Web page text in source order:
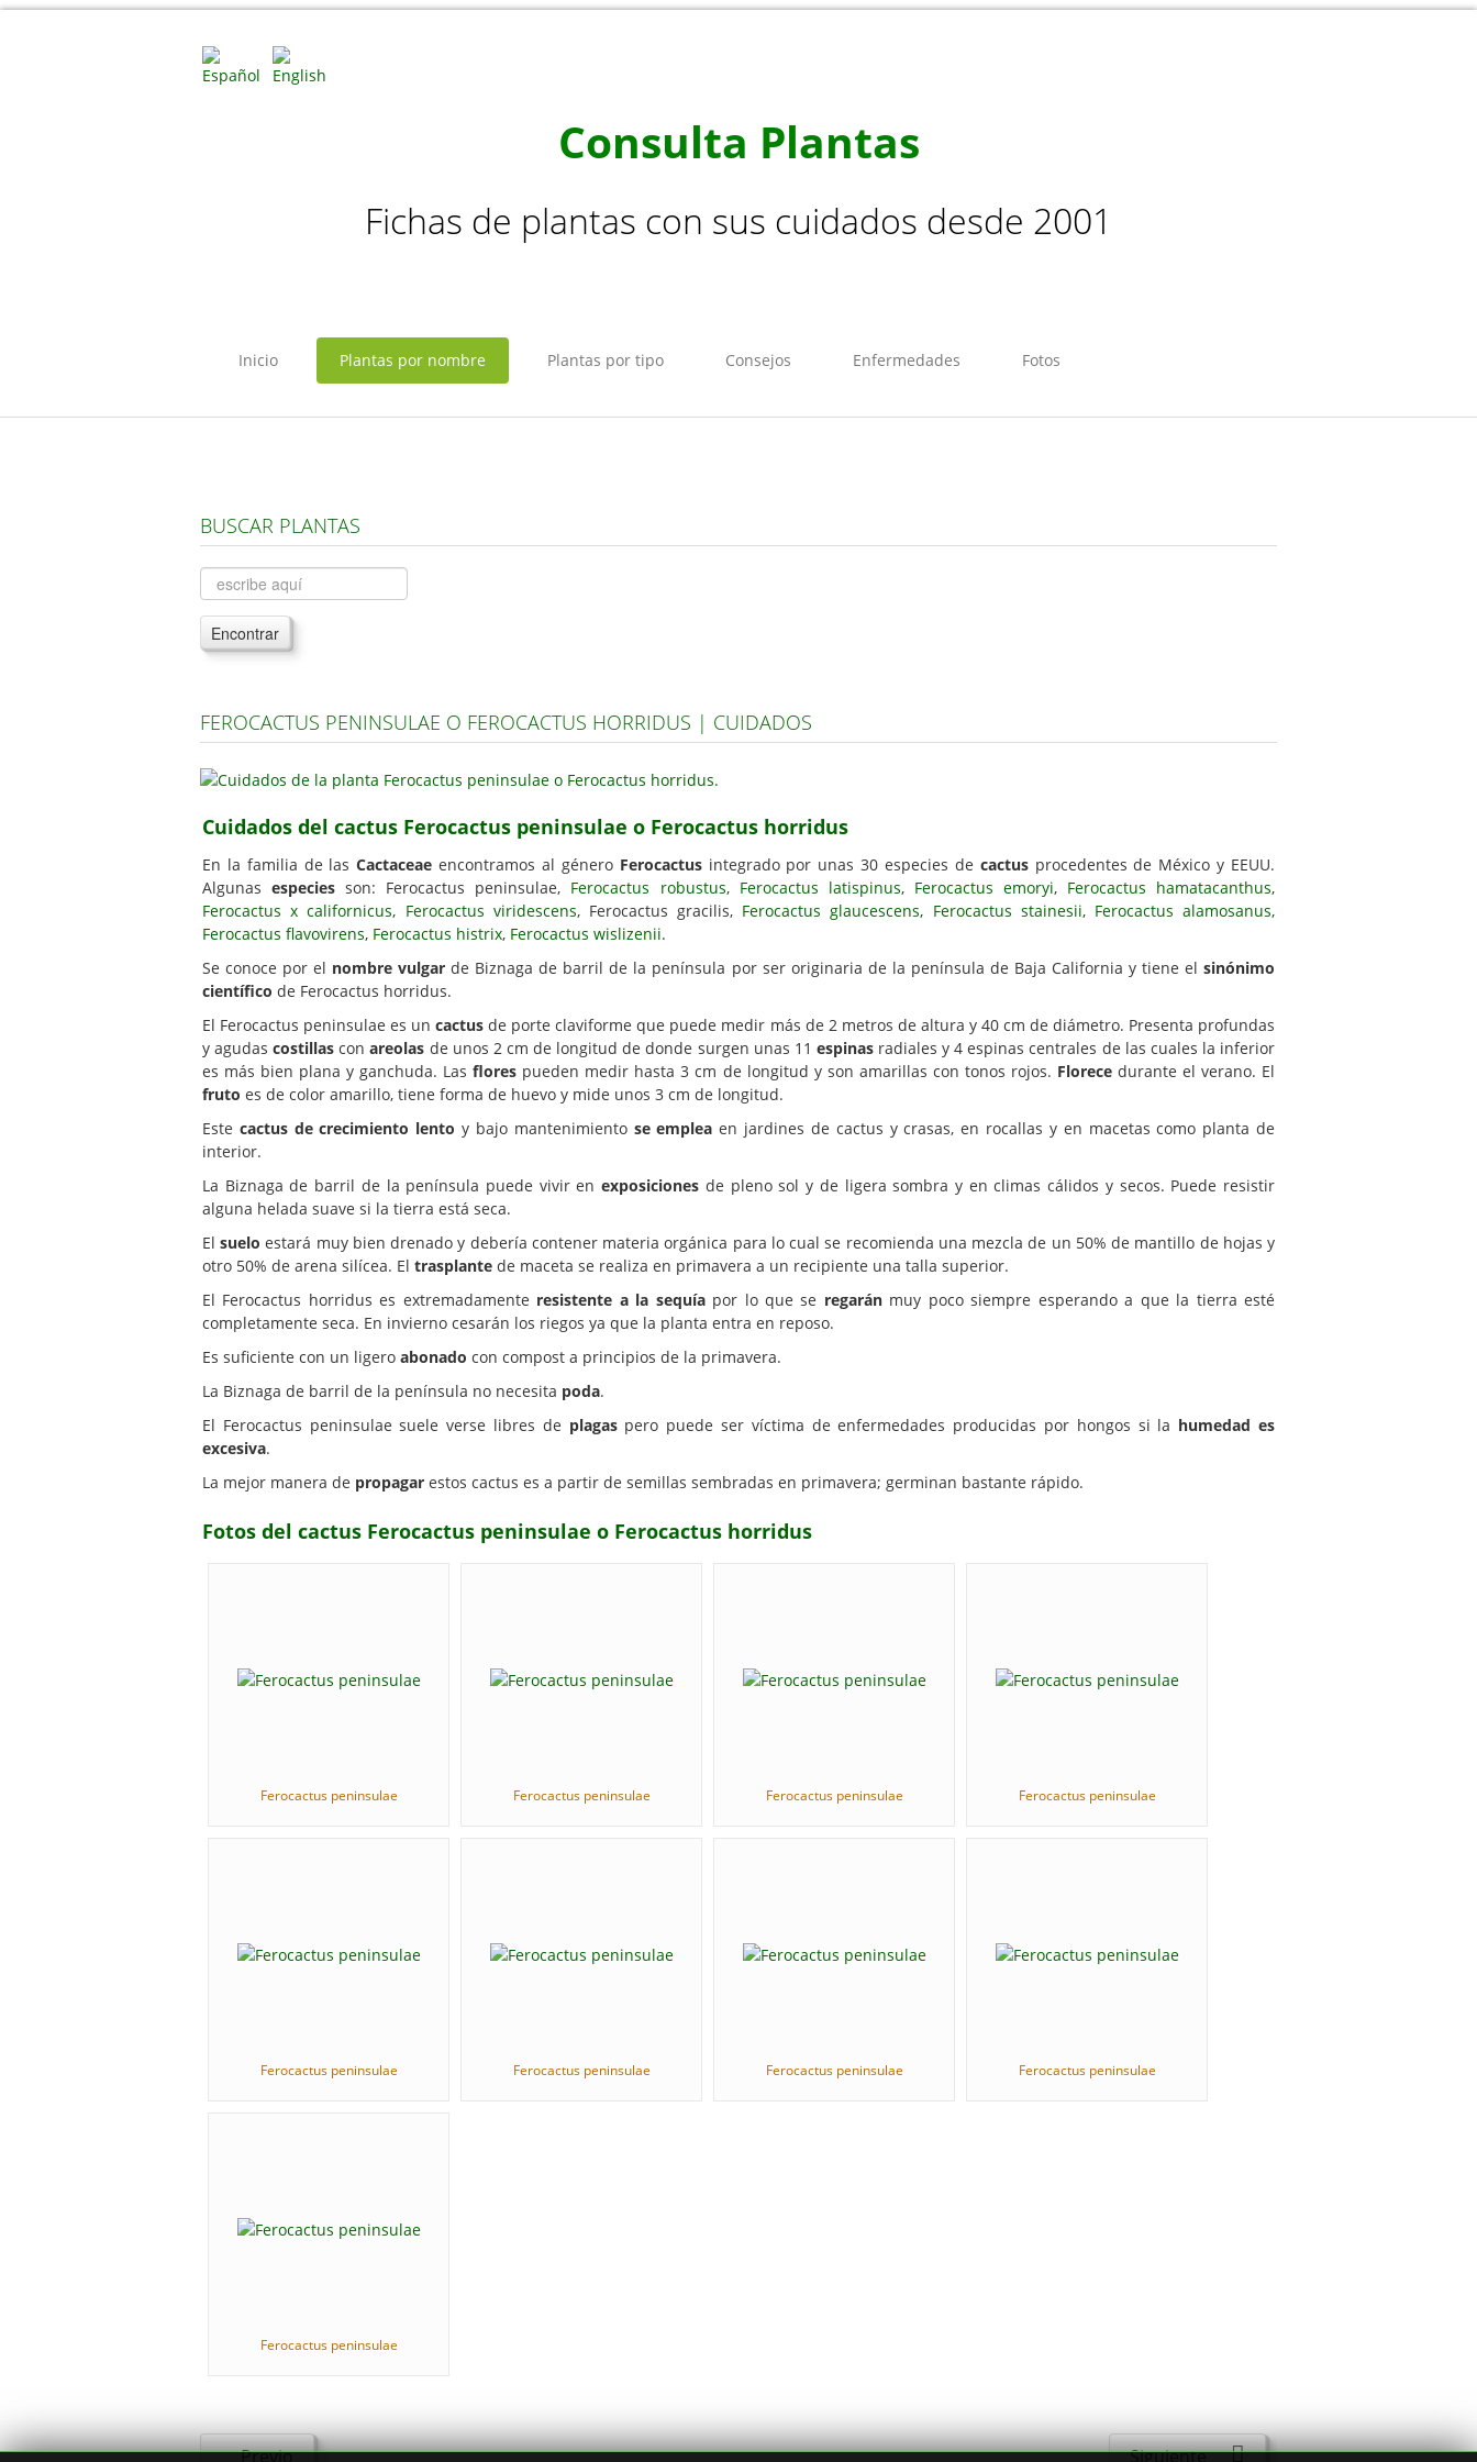
Consulta Plantas
Fichas de plantas con sus cuidados desde 2001
Inicio Plantas por nombre Plantas por tipo Consejos Enfermedades Fotos
BUSCAR PLANTAS
Encontrar
FEROCACTUS PENINSULAE O FEROCACTUS HORRIDUS | CUIDADOS
Cuidados del cactus Ferocactus peninsulae o Ferocactus horridus
En la familia de lasCactaceae encontramos al género Ferocactusintegrado por unas 30 especies de cactusprocedentes de México y EEUU.
Algunasespecies son: Ferocactus peninsulae, Ferocactus robustus, Ferocactus latispinus, Ferocactus emoryi, Ferocactus hamatacanthus,
Ferocactus x californicus, Ferocactus viridescens, Ferocactus gracilis, Ferocactus glaucescens, Ferocactus stainesii, Ferocactus alamosanus,
Ferocactus flavovirens, Ferocactus histrix, Ferocactus wislizenii.
Se conoce por el nombre vulgar de Biznaga de barril de la península por ser originaria de la península de Baja California y tiene elsinónimo
científico de Ferocactus horridus.
El Ferocactus peninsulae es uncactus de porte claviforme que puede medir más de 2 metros de altura y 40 cm de diámetro. Presenta profundas
y agudascostillas conareolas de unos 2 cm de longitud de donde surgen unas 11 espinasradiales y 4 espinas centrales de las cuales la inferior
es más bien plana y ganchuda. Lasflores pueden medir hasta 3 cm de longitud y son amarillas con tonos rojos. Florecedurante el verano. El
fruto es de color amarillo, tiene forma de huevo y mide unos 3 cm de longitud.
Este cactus de crecimiento lento y bajo mantenimiento se emplea en jardines de cactus y crasas, en rocallas y en macetas como planta de
interior.
La Biznaga de barril de la península puede vivir enexposiciones de pleno sol y de ligera sombra y en climas cálidos y secos. Puede resistir
alguna helada suave si la tierra está seca.
Elsuelo estará muy bien drenado y debería contener materia orgánica para lo cual se recomienda una mezcla de un 50% de mantillo de hojas y
otro 50% de arena silícea. El trasplante de maceta se realiza en primavera a un recipiente una talla superior.
El Ferocactus horridus es extremadamente resistente a la sequíapor lo que se regaránmuy poco siempre esperando a que la tierra esté
completamente seca. En invierno cesarán los riegos ya que la planta entra en reposo.
Es suficiente con un ligero abonado con compost a principios de la primavera.
La Biznaga de barril de la península no necesita poda.
El Ferocactus peninsulae suele verse libres de plagaspero puede ser víctima de enfermedades producidas por hongos si la humedad es
excesiva.
La mejor manera de propagar estos cactus es a partir de semillas sembradas en primavera; germinan bastante rápido.
Fotos del cactus Ferocactus peninsulae o Ferocactus horridus
Ferocactus peninsulae Ferocactus peninsulae Ferocactus peninsulae Ferocactus peninsulae
Ferocactus peninsulae Ferocactus peninsulae Ferocactus peninsulae Ferocactus peninsulae
Ferocactus peninsulae
Previo Siguiente